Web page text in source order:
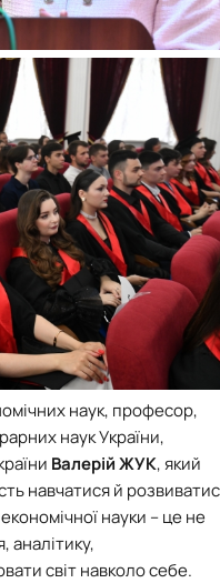
наук, професор,
наук України,
Валерій ЖУК, який
навчатися й
науки – це не
світ навколо себе.